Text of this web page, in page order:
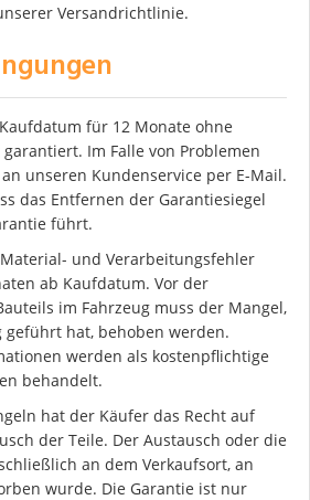
Versandrichtlinie.
für 12 Monate ohne
Im Falle von Problemen
unseren Kundenservice per E-Mail.
das Entfernen der Garantiesiegel
führt.
und Verarbeitungsfehler
ab Kaufdatum. Vor der
im Fahrzeug muss der Mangel,
geführt hat, behoben werden.
werden als kostenpflichtige
behandelt.
hat der Käufer das Recht auf
der Teile. Der Austausch oder die
an dem Verkaufsort, an
wurde. Die Garantie ist nur